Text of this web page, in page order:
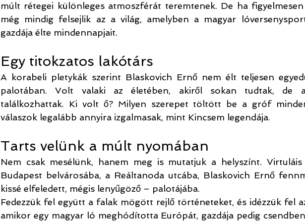
múlt rétegei különleges atmoszférát teremtenek. De ha
még mindig felsejlik az a világ, amelyben a magyar
gazdája élte mindennapjait.
Egy titokzatos lakótárs
A korabeli pletykák szerint Blaskovich Ernő nem élt teljesen
palotában. Volt valaki az életében, akiről sokan tudtak, de
találkozhattak. Ki volt ő? Milyen szerepet töltött be a gróf
válaszok legalább annyira izgalmasak, mint Kincsem legendája.
Tarts velünk a múlt nyomában
Nem csak mesélünk, hanem meg is mutatjuk a helyszínt.
Budapest belvárosába, a Reáltanoda utcába, Blaskovich Ernő
kissé elfeledett, mégis lenyűgöző – palotájába.
Fedezzük fel együtt a falak mögött rejlő történeteket, és idézzük fel
amikor egy magyar ló meghódította Európát, gazdája pedig